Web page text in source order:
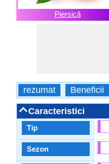
Piersică
rezumat Beneficii
Caracteristici
Tip
Sezon